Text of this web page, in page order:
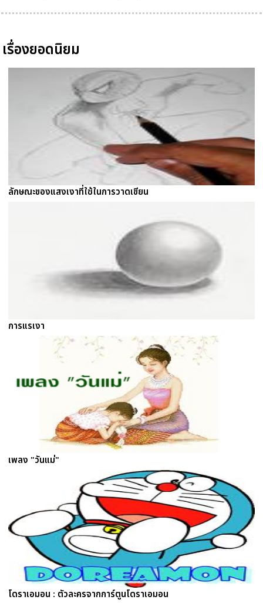
เรื่องยอดนิยม
ลักษณะของแสงเงาที่ใช้ในการวาดเขียน
การแรเงา
เพลง "วันแม่"
โดราเอมอน : ตัวละครจากการ์ตูนโดราเอมอน